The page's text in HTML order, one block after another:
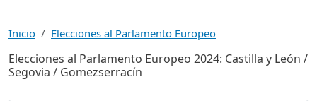
Inicio Elecciones al Parlamento Europeo
Elecciones al Parlamento Europeo 2024: Castilla y León /
Segovia / Gomezserracín